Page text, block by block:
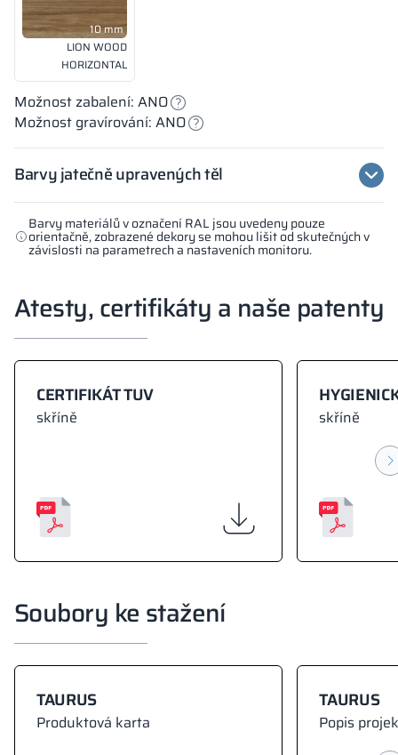
Barvy materiálů v označení RAL jsou uvedeny pouze
orientačně, zobrazené dekory se mohou lišit od skutečných v
závislosti na parametrech a nastaveních monitoru.
10 mm
LION WOOD
HORIZONTAL
Možnost zabalení: ANO
Možnost gravírování: ANO
Barvy jatečně upravených těl
Atesty, certifikáty a naše patenty
CERTIFIKÁT TUV
skříně skříně
Soubory ke stažení
TAURUS
Produktová karta
TAURUS
Popis